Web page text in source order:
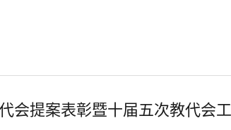
会提案表彰暨十届五次教代会